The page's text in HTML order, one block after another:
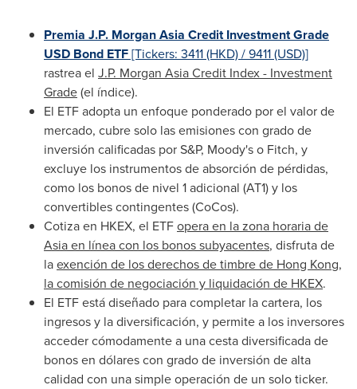
Premia J.P. Morgan Asia Credit Investment Grade
USD Bond ETF[Tickers: 3411 (HKD) / 9411 (USD)]
rastrea el J.P. Morgan Asia Credit Index - Investment
Grade(el índice).
El ETF adopta un enfoque ponderado por el valor de
mercado, cubre solo las emisiones con grado de
inversión calificadas por S&P, Moody's o Fitch, y
excluye los instrumentos de absorción de pérdidas,
como los bonos de nivel 1 adicional (AT1) y los
convertibles contingentes (CoCos).
Cotiza en HKEX, el ETFopera en la zona horaria de
Asiaen línea con los bonos subyacentes, disfruta de
laexención de los derechos de timbre de Hong Kong,
la comisión de negociación y liquidación de HKEX.
El ETF está diseñado para completar la cartera, los
ingresos y la diversificación, y permite a los inversores
acceder cómodamente a una cesta diversificada de
bonos en dólares con grado de inversión de alta
calidad con una simple operación de un solo ticker.